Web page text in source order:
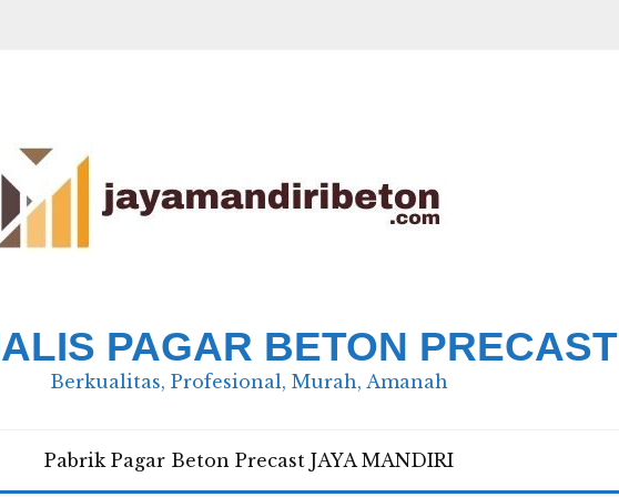
PAGAR BETON PRECAST
Berkualitas, Profesional, Murah, Amanah
Pabrik Pagar Beton Precast JAYA MANDIRI